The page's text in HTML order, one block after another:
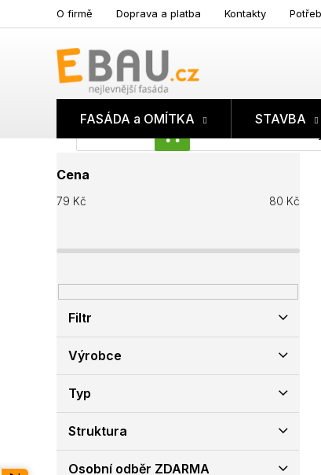
na
O firmě Doprava a platba Kontakty
NÁKUPNÍ
FASÁDA a OMÍTKA STAVBA
o
s
a
n
í
a
Cena
79 Kč 80 Kč
Filtr
Výrobce
Typ
Struktura
Osobní odběr ZDARMA